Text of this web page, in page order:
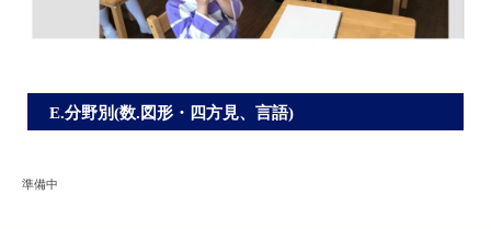
E.分野別(数.図形・四方見、言語)
準備中